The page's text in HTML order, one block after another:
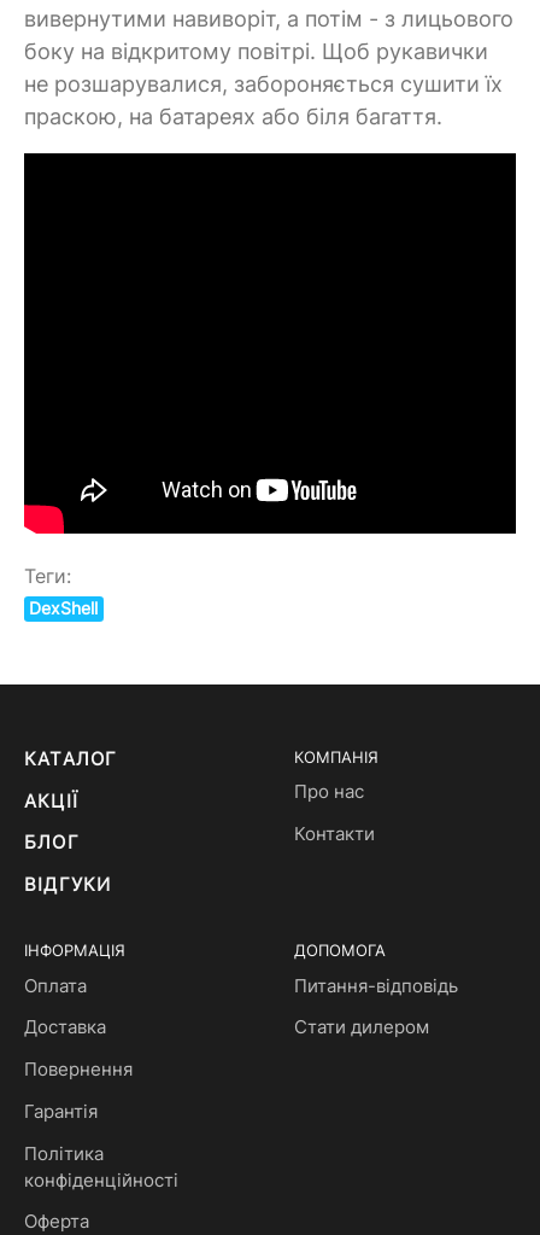
вивернутими навиворіт, а потім - з лицьового
боку на відкритому повітрі. Щоб рукавички
не розшарувалися, забороняється сушити їх
праскою, на батареях або біля багаття.
Теги:
DexShell
КАТАЛОГ
АКЦІЇ
БЛОГ
ВІДГУКИ
КОМПАНІЯ
Про нас
Контакти
ІНФОРМАЦІЯ
Оплата
Доставка
Повернення
Гарантія
Політика
конфіденційності
Оферта
ДОПОМОГА
Питання-відповідь
Стати дилером